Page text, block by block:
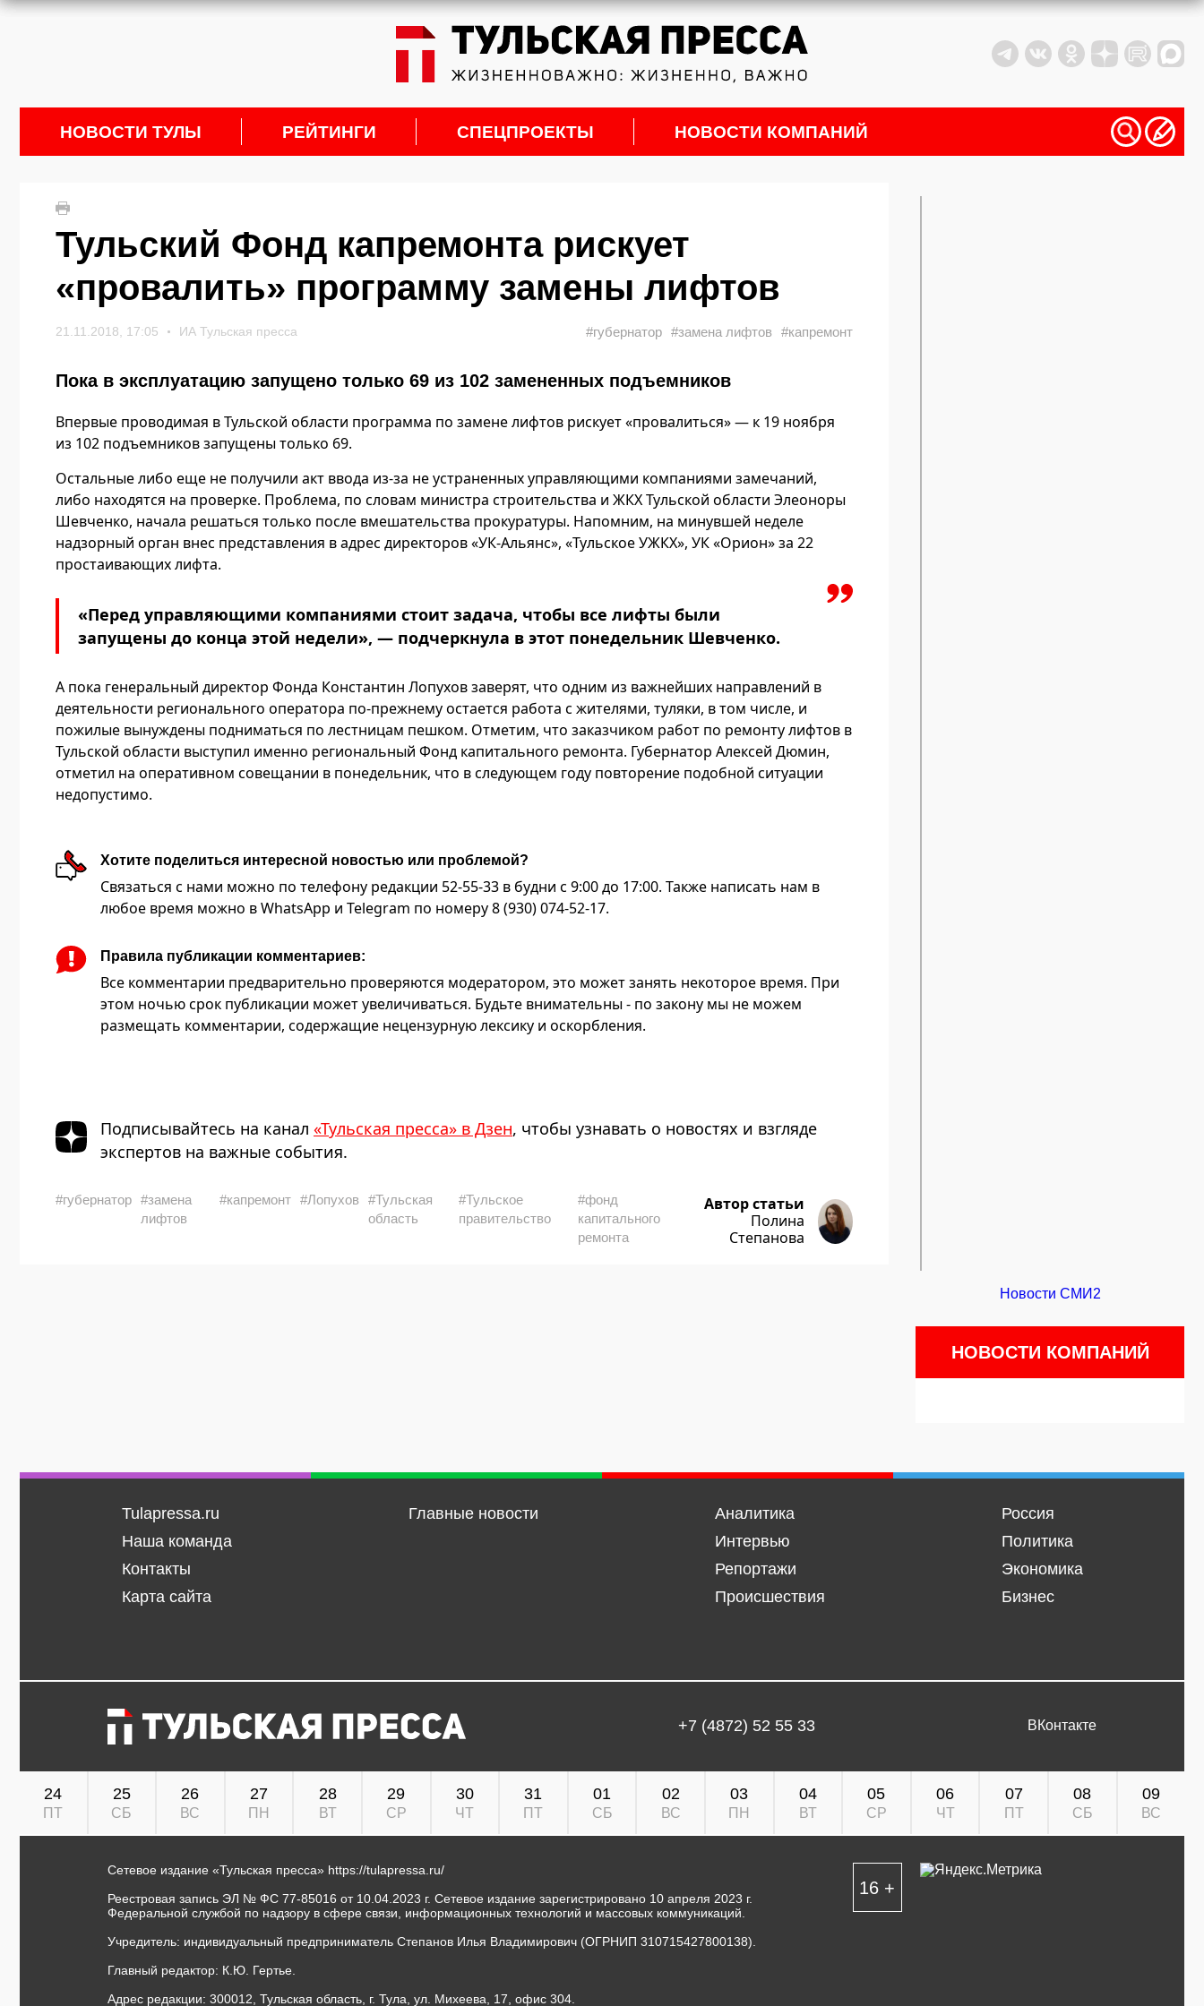
НОВОСТИ ТУЛЫ РЕЙТИНГИ СПЕЦПРОЕКТЫ НОВОСТИ КОМПАНИЙ
Тульский Фонд капремонта рискует
«провалить» программу замены лифтов
21.11.2018, 17:05 ИА Тульская пресса #губернатор #замена лифтов #капремонт
Пока в эксплуатацию запущено только 69 из 102 замененных подъемников
Впервые проводимая в Тульской области программа по замене лифтов рискует «провалиться» — к 19 ноября
из 102 подъемников запущены только 69.
Остальные либо еще не получили акт ввода из-за не устраненных управляющими компаниями замечаний,
либо находятся на проверке. Проблема, по словам министра строительства и ЖКХ Тульской области Элеоноры
Шевченко, начала решаться только после вмешательства прокуратуры. Напомним, на минувшей неделе
надзорный орган внес представления в адрес директоров «УК-Альянс», «Тульское УЖКХ», УК «Орион» за 22
простаивающих лифта.
«Перед управляющими компаниями стоит задача, чтобы все лифты были
запущены до конца этой недели», — подчеркнула в этот понедельник Шевченко.
А пока генеральный директор Фонда Константин Лопухов заверят, что одним из важнейших направлений в
деятельности регионального оператора по-прежнему остается работа с жителями, туляки, в том числе, и
пожилые вынуждены подниматься по лестницам пешком. Отметим, что заказчиком работ по ремонту лифтов в
Тульской области выступил именно региональный Фонд капитального ремонта. Губернатор Алексей Дюмин,
отметил на оперативном совещании в понедельник, что в следующем году повторение подобной ситуации
недопустимо.
Хотите поделиться интересной новостью или проблемой?
Связаться с нами можно по телефону редакции 52-55-33 в будни с 9:00 до 17:00. Также написать нам в
любое время можно в WhatsApp и Telegram по номеру 8 (930) 074-52-17.
Правила публикации комментариев:
Все комментарии предварительно проверяются модератором, это может занять некоторое время. При
этом ночью срок публикации может увеличиваться. Будьте внимательны - по закону мы не можем
размещать комментарии, содержащие нецензурную лексику и оскорбления.
Подписывайтесь на канал «Тульская пресса» в Дзен, чтобы узнавать о новостях и взгляде
экспертов на важные события.
#губернатор #замена
лифтов
#капремонт #Лопухов #Тульская
область
#Тульское
правительство
#фонд
капитального
ремонта
Автор статьи
Полина
Степанова
Новости СМИ2
НОВОСТИ КОМПАНИЙ
Tulapressa.ru
Наша команда
Контакты
Карта сайта
Главные новости
Аналитика
Интервью
Репортажи
Происшествия
Россия
Политика
Экономика
Бизнес
+7 (4872) 52 55 33 ВКонтакте
24
ПТ
25
СБ
26
ВС
27
ПН
28
ВТ
29
СР
30
ЧТ
31
ПТ
01
СБ
02
ВС
03
ПН
04
ВТ
05
СР
06
ЧТ
07
ПТ
08
СБ
09
ВС
Сетевое издание «Тульская пресса» https://tulapressa.ru/
Реестровая запись ЭЛ № ФС 77-85016 от 10.04.2023 г. Сетевое издание зарегистрировано 10 апреля 2023 г.
Федеральной службой по надзору в сфере связи, информационных технологий и массовых коммуникаций.
Учредитель: индивидуальный предприниматель Степанов Илья Владимирович (ОГРНИП 310715427800138).
Главный редактор: К.Ю. Гертье.
Адрес редакции: 300012, Тульская область, г. Тула, ул. Михеева, 17, офис 304.
16 +